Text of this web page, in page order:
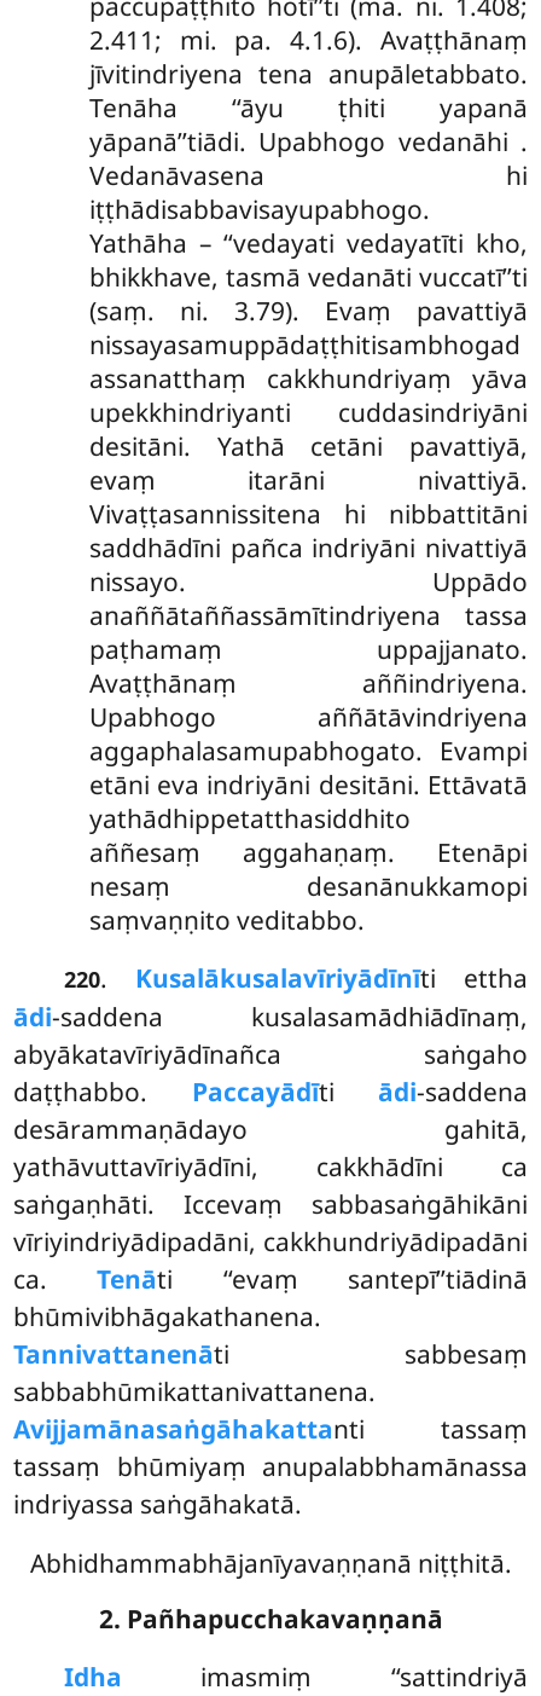
2.411; mi. pa. 4.1.6). Avaṭṭhānaṃ
jīvitindriyena tena anupāletabbato.
Tenāha ‘‘āyu ṭhiti yapanā
yāpanā’’tiādi. Upabhogo vedanāhi .
Vedanāvasena hi
iṭṭhādisabbavisayupabhogo.
Yathāha – ‘‘vedayati vedayatīti kho,
bhikkhave, tasmā vedanāti vuccatī’’ti
(saṃ. ni. 3.79). Evaṃ pavattiyā
nissayasamuppādaṭṭhitisambhogad
assanatthaṃ cakkhundriyaṃ yāva
upekkhindriyanti cuddasindriyāni
desitāni. Yathā cetāni pavattiyā,
evaṃ itarāni nivattiyā.
Vivaṭṭasannissitena hi nibbattitāni
saddhādīni pañca indriyāni nivattiyā
nissayo. Uppādo
anaññātaññassāmītindriyena tassa
paṭhamaṃ uppajjanato.
Avaṭṭhānaṃ aññindriyena.
Upabhogo aññātāvindriyena
aggaphalasamupabhogato. Evampi
etāni eva indriyāni desitāni. Ettāvatā
yathādhippetatthasiddhito
aññesaṃ aggahaṇaṃ. Etenāpi
nesaṃ desanānukkamopi
saṃvaṇṇito veditabbo.
220. Kusalākusalavīriyādīnīti ettha
ādi-saddena kusalasamādhiādīnaṃ,
abyākatavīriyādīnañca saṅgaho
daṭṭhabbo. Paccayādīti ādi-saddena
desārammaṇādayo gahitā,
yathāvuttavīriyādīni, cakkhādīni ca
saṅgaṇhāti. Iccevaṃ sabbasaṅgāhikāni
vīriyindriyādipadāni, cakkhundriyādipadāni
ca.Tenāti ‘‘evaṃ santepī’’tiādinā
bhūmivibhāgakathanena.
Tannivattanenāti sabbesaṃ
sabbabhūmikattanivattanena.
Avijjamānasaṅgāhakattanti tassaṃ
tassaṃ bhūmiyaṃ anupalabbhamānassa
indriyassa saṅgāhakatā.
Abhidhammabhājanīyavaṇṇanā niṭṭhitā.
2. Pañhapucchakavaṇṇanā
Idha imasmiṃ ‘‘sattindriyā